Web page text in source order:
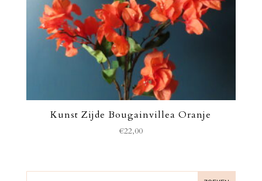
Kunst Zijde Bougainvillea Oranje
€22,00